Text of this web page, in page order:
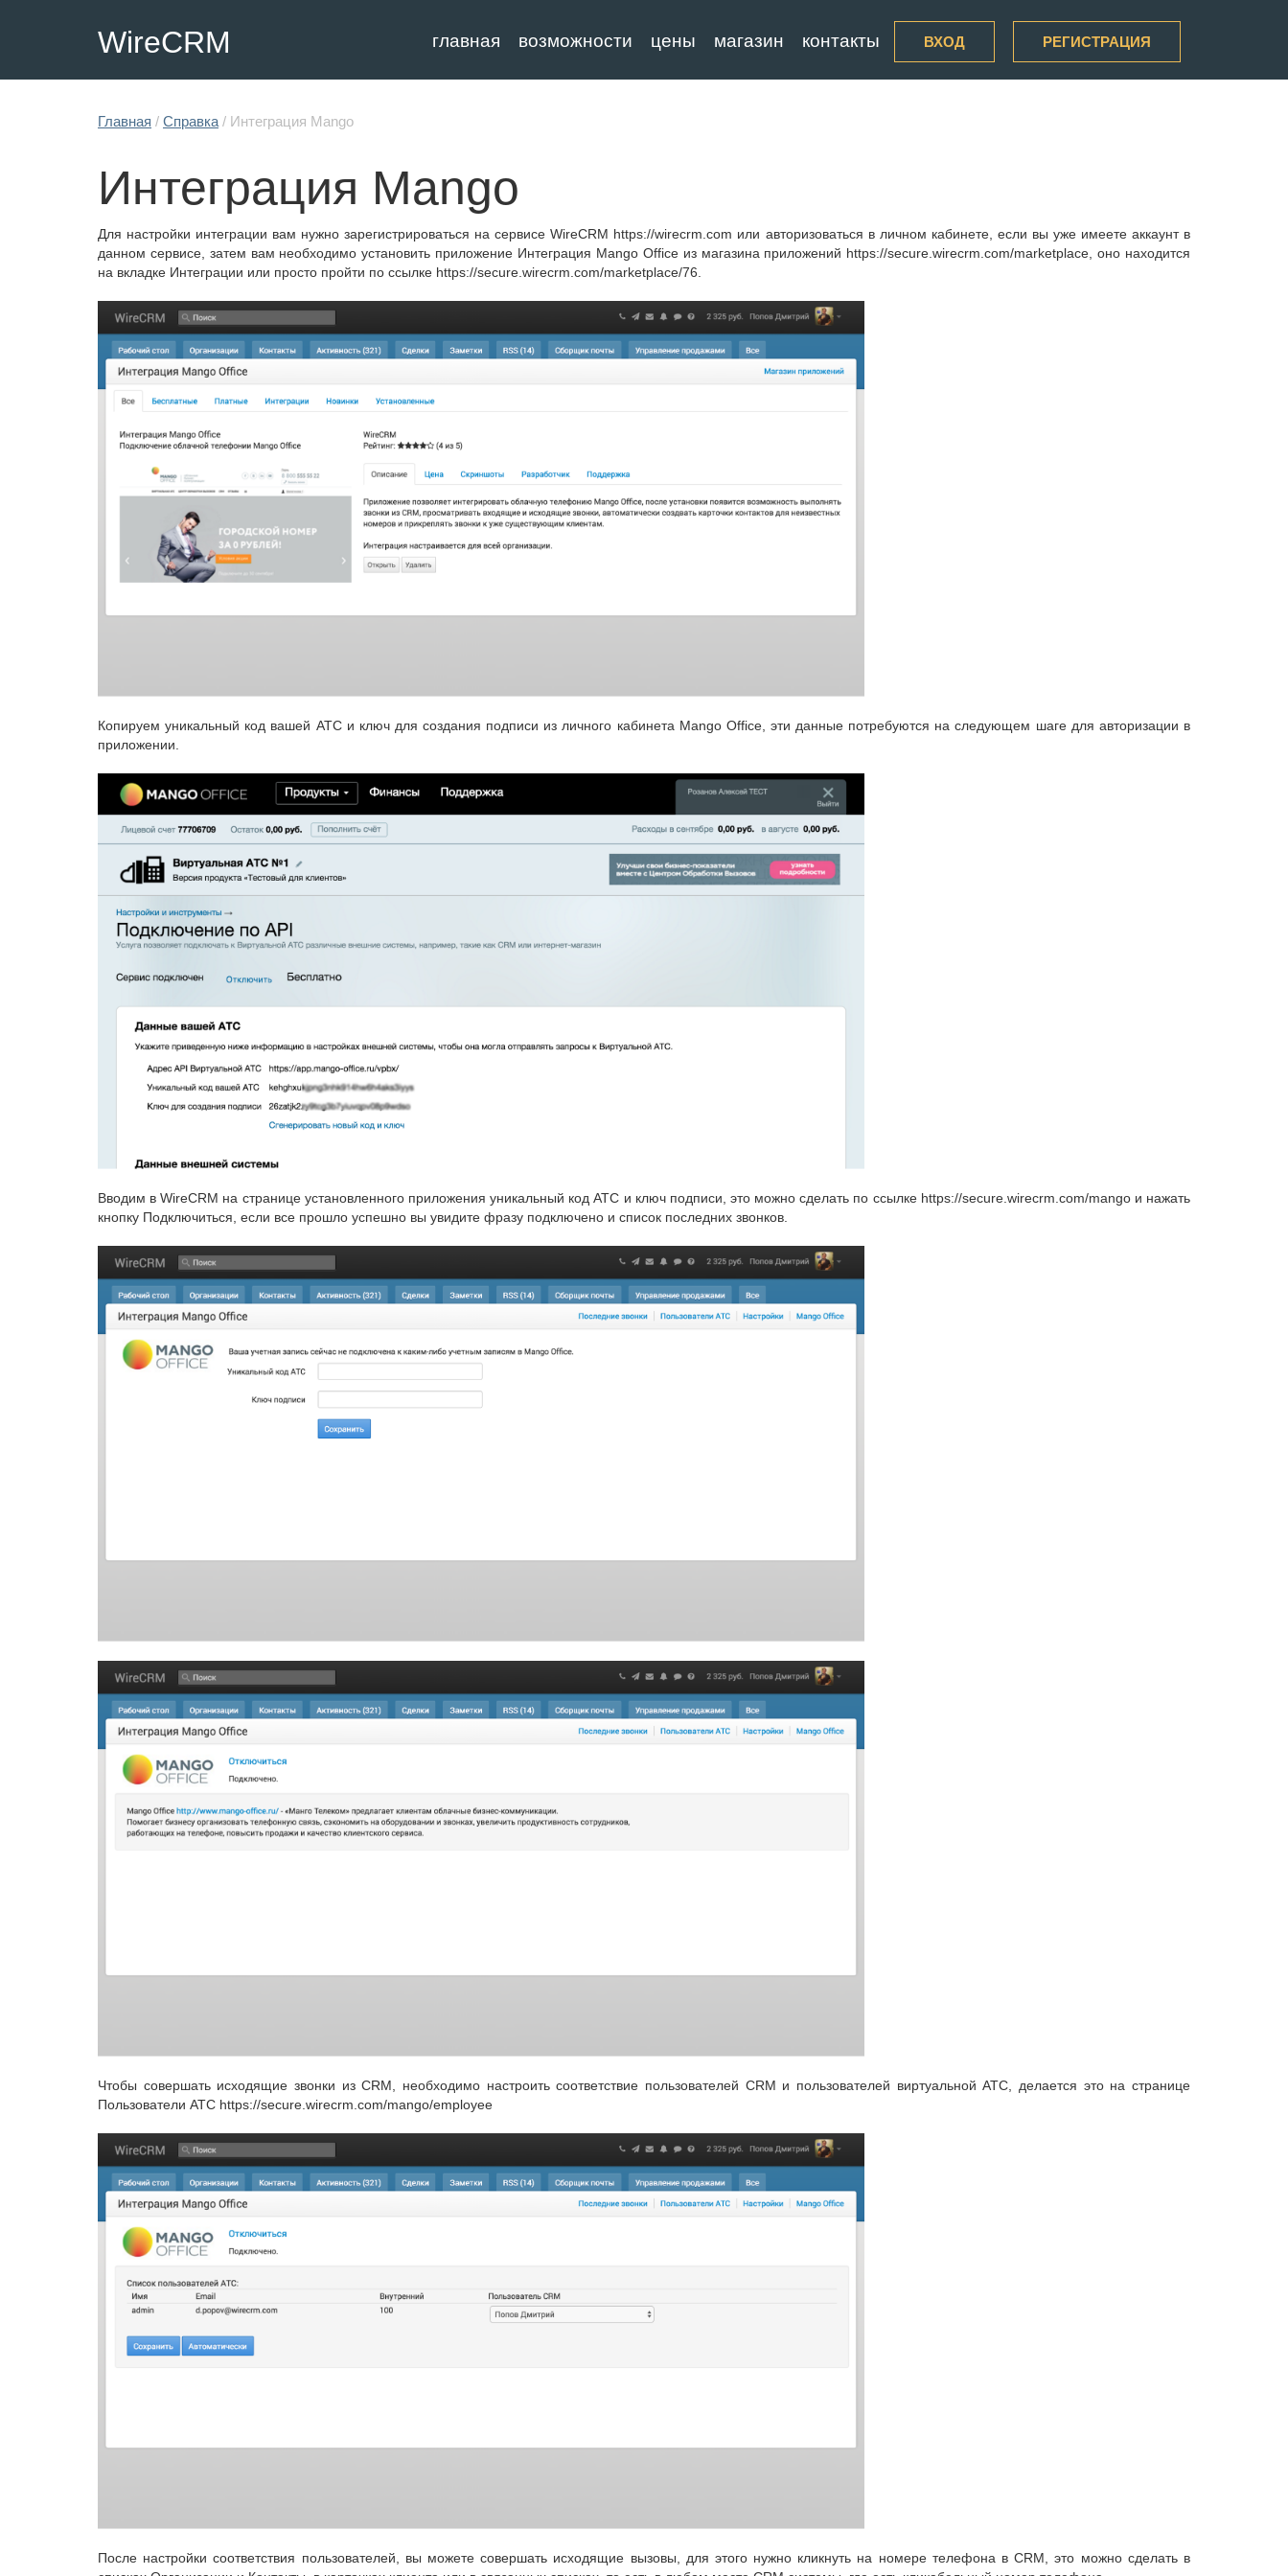
WireCRM главная возможности цены магазин контакты ВХОД РЕГИСТРАЦИЯ
Главная / Справка / Интеграция Mango
Интеграция Mango
Для настройки интеграции вам нужно зарегистрироваться на сервисе WireCRM https://wirecrm.com или авторизоваться в личном кабинете, если вы уже имеете аккаунт в
данном сервисе, затем вам необходимо установить приложение Интеграция Mango Office из магазина приложений https://secure.wirecrm.com/marketplace, оно находится
на вкладке Интеграции или просто пройти по ссылке https://secure.wirecrm.com/marketplace/76.
Копируем уникальный код вашей АТС и ключ для создания подписи из личного кабинета Mango Office, эти данные потребуются на следующем шаге для авторизации в
приложении.
Вводим в WireCRM на странице установленного приложения уникальный код АТС и ключ подписи, это можно сделать по ссылке https://secure.wirecrm.com/mango и нажать
кнопку Подключиться, если все прошло успешно вы увидите фразу подключено и список последних звонков.
Чтобы совершать исходящие звонки из CRM, необходимо настроить соответствие пользователей CRM и пользователей виртуальной АТС, делается это на странице
Пользователи АТС https://secure.wirecrm.com/mango/employee
После настройки соответствия пользователей, вы можете совершать исходящие вызовы, для этого нужно кликнуть на номере телефона в CRM, это можно сделать в